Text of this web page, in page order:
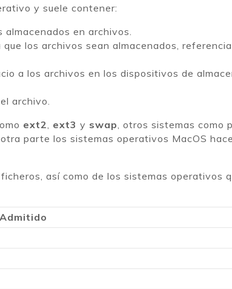
y suele contener:
en archivos.
los archivos sean almacenados,
a los archivos en los dispositivos de
archivo.
ext2, ext3 y swap, otros sistemas como
parte los sistemas operativos MacOS
así como de los sistemas operativos